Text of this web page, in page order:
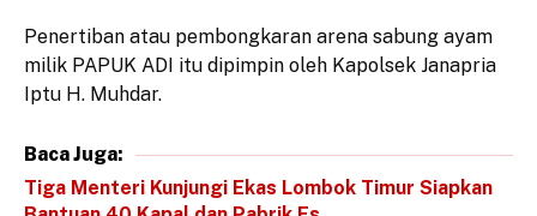
Penertiban atau pembongkaran arena sabung ayam
milik PAPUK ADI itu dipimpin oleh Kapolsek Janapria
Iptu H. Muhdar.
Baca Juga:
Tiga Menteri Kunjungi Ekas Lombok Timur Siapkan